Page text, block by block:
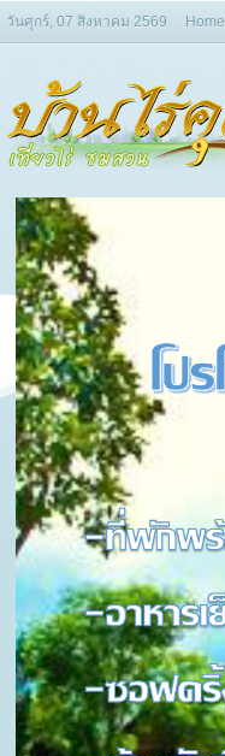
วันศุกร์, 07 สิงหาคม 2569 Home